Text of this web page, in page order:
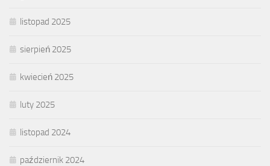
listopad 2025
sierpień 2025
kwiecień 2025
luty 2025
listopad 2024
październik 2024